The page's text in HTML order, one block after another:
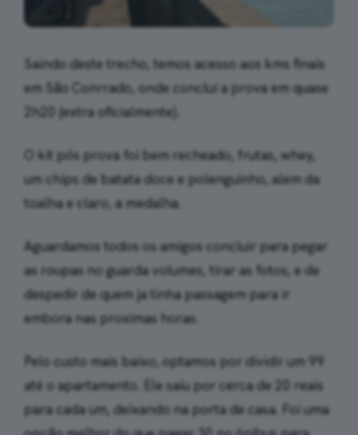
Saindo deste trecho, temos acesso aos kms finais
em São Conrrado, onde concluí a prova em quase
2h20 (extra oficialmente).
O kit pós prova foi bem recheado, frutas, whey,
um chips de batata doce e polenguinho, alem da
toalha e claro, a medalha.
Aguardamos todos os amigos concluir para pegar
as roupas no guarda volumes, tirar as fotos, e de
despedir de quem ja tinha passagem para ir
embora nas proximas horas.
Pelo custo mais baixo, optamos por dividir um 99
até o apartamento. Ele saiu por cerca de 20 reais
para cada um, deixando na porta de casa. Foi uma